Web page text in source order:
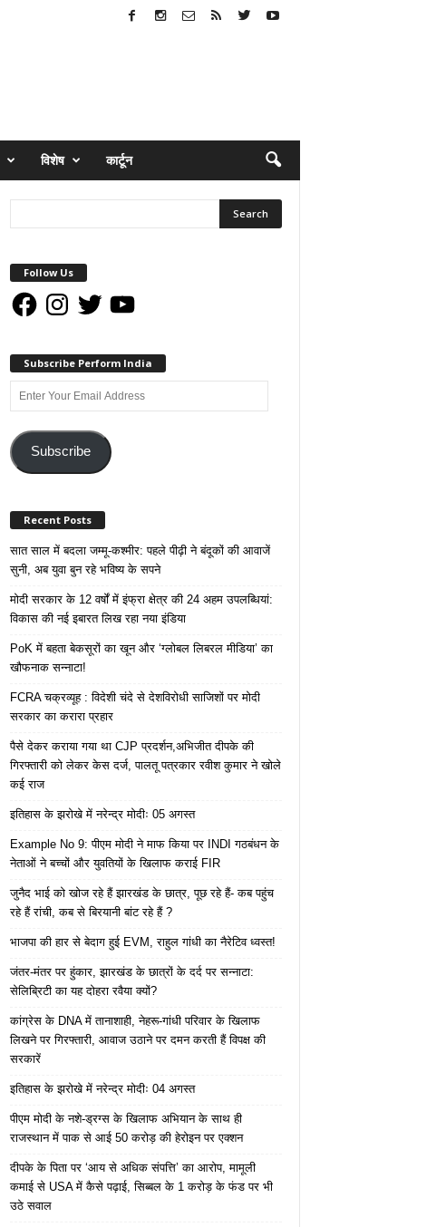
विशेष कार्टून
Follow Us
FacebookInstagram
Twitter YouTube
Subscribe Perform India
Enter
Your
AddressSubscribe
Recent Posts
सात साल में बदला जम्मू-कश्मीर: पहले पीढ़ी ने बंदूकों की आवाजें
सुनी, अब युवा बुन रहे भविष्य के सपने
मोदी सरकार के 12 वर्षों में इंफ्रा क्षेत्र की 24 अहम उपलब्धियां:
विकास की नई इबारत लिख रहा नया इंडिया
PoK में बहता बेकसूरों का खून और ‘ग्लोबल लिबरल मीडिया’ का
खौफनाक सन्नाटा!
FCRA चक्रव्यूह : विदेशी चंदे से देशविरोधी साजिशों पर मोदी
सरकार का करारा प्रहार
पैसे देकर कराया गया था CJP प्रदर्शन,अभिजीत दीपके की
गिरफ्तारी को लेकर केस दर्ज, पालतू पत्रकार रवीश कुमार ने खोले
कई राज
इतिहास के झरोखे में नरेन्द्र मोदीः 05 अगस्त
Example No 9: पीएम मोदी ने माफ किया पर INDI गठबंधन के
नेताओं ने बच्चों और युवतियों के खिलाफ कराई FIR
जुनैद भाई को खोज रहे हैं झारखंड के छात्र, पूछ रहे हैं- कब पहुंच
रहे हैं रांची, कब से बिरयानी बांट रहे हैं ?
भाजपा की हार से बेदाग हुई EVM, राहुल गांधी का नैरेटिव ध्वस्त!
जंतर-मंतर पर हुंकार, झारखंड के छात्रों के दर्द पर सन्नाटा:
सेलिब्रिटी का यह दोहरा रवैया क्यों?
कांग्रेस के DNA में तानाशाही, नेहरू-गांधी परिवार के खिलाफ
लिखने पर गिरफ्तारी, आवाज उठाने पर दमन करती हैं विपक्ष की
सरकारें
इतिहास के झरोखे में नरेन्द्र मोदीः 04 अगस्त
पीएम मोदी के नशे-ड्रग्स के खिलाफ अभियान के साथ ही
राजस्थान में पाक से आई 50 करोड़ की हेरोइन पर एक्शन
दीपके के पिता पर ‘आय से अधिक संपत्ति’ का आरोप, मामूली
कमाई से USA में कैसे पढ़ाई, सिब्बल के 1 करोड़ के फंड पर भी
उठे सवाल